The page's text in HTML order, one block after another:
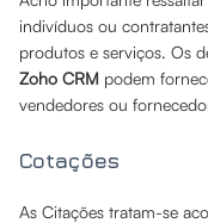
indivíduos ou
produtos e serviços. Os
Zoho CRM podem
vendedores ou
Cotações
As Citações tratam-se